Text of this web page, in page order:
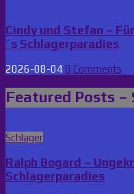
Cindy und Stefan –
´s Schlagerparadies
2026-08-04 0 Comments
Featured Posts –
Posted
Schlager
Ralph Bogard –
Schlagerparadies